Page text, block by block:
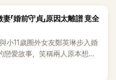
「婚前守貞」原因太離譜 竟全
小11歲圈外女友鄭英琳步入婚
愛故事，笑稱兩人原本想享
時竟被路人認出，還一路替